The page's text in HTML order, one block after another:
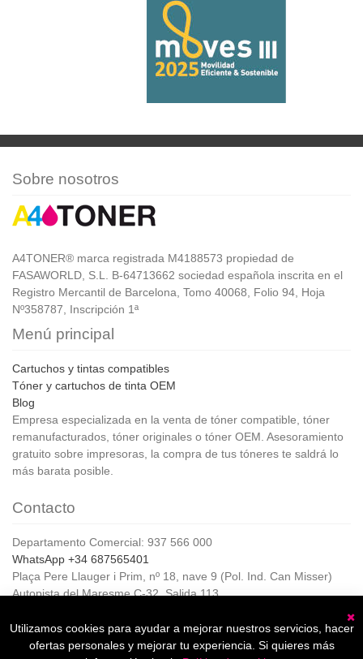
Sobre nosotros
A4TONER® marca registrada M4188573 propiedad de
FASAWORLD, S.L. B-64713662 sociedad española inscrita en el
Registro Mercantil de Barcelona, Tomo 40068, Folio 94, Hoja
Nº358787, Inscripción 1ª
Menú principal
Cartuchos y tintas compatibles
Tóner y cartuchos de tinta OEM
Blog
Empresa especializada en la venta de tóner compatible, tóner
remanufacturados, tóner originales o tóner OEM. Asesoramiento
gratuito sobre impresoras, la compra de tus tóneres te saldrá lo
más barata posible.
Contacto
Departamento Comercial: 937 566 000
WhatsApp +34 687565401
Plaça Pere Llauger i Prim, nº 18, nave 9 (Pol. Ind. Can Misser)
Autopista del Maresme C-32, Salida 113
Horario de Atención al cliente:
De lunes a jueves de 8:00 a 17:00,
Utilizamos cookies para ayudar a mejorar nuestros servicios, hacer
ofertas personales y mejorar tu experiencia. Si quieres más